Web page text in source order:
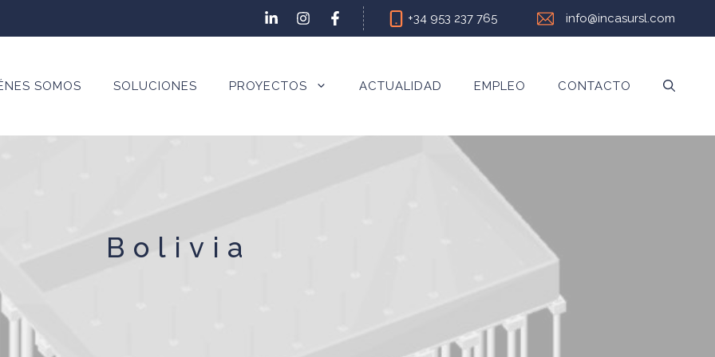
+34 953 237 765 info@incasursl.com
SOMOS SOLUCIONES PROYECTOS ACTUALIDAD EMPLEO CONTACTO
Bolivia